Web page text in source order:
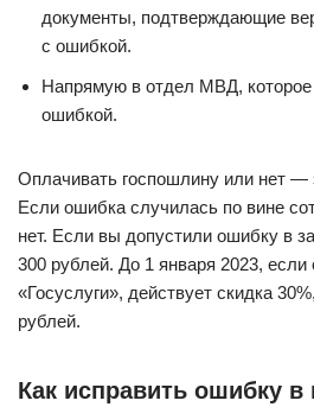
документы, подтверждающие
с ошибкой.
Напрямую в отдел МВД,
ошибкой.
Оплачивать госпошлину или нет —
Если ошибка случилась по вине
нет. Если вы допустили ошибку в
300 рублей. До 1 января 2023, если
«Госуслуги», действует скидка
рублей.
Как исправить ошибку в